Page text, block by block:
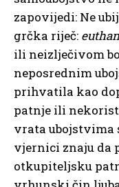
zapovijedi: Ne
grčka riječ:
ili neizlječivom
neposrednim
prihvatila kao
patnje ili
vrata ubojstvima
vjernici znaju da
otkupiteljsku